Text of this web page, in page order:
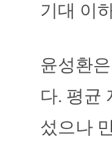
기대 이
윤성환
다. 평균
섰으나